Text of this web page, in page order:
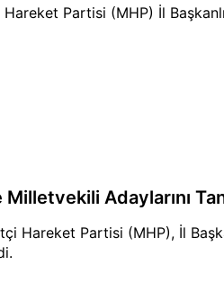
Partisi (MHP) İl
Adaylarını
Hareket Partisi (MHP), İl